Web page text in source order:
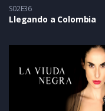
S02E36
Llegando a Colombia